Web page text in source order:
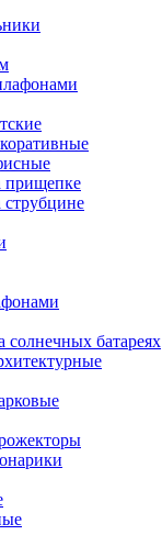
прищепке
солнечных батареях